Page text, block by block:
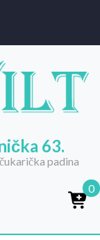
63.
padina
0